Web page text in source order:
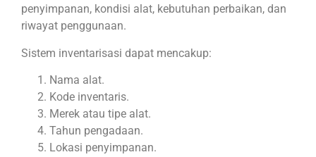
penyimpanan, kondisi alat, kebutuhan perbaikan, dan
riwayat penggunaan.
Sistem inventarisasi dapat mencakup:
Nama alat.
Kode inventaris.
Merek atau tipe alat.
Tahun pengadaan.
Lokasi penyimpanan.